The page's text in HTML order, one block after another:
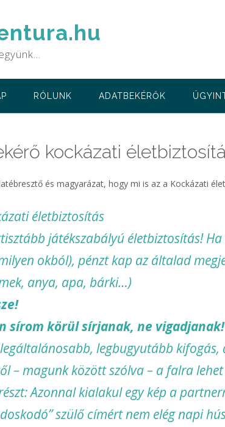
RÓLUNK ADATBEKÉRŐK
kockázati
és magyarázat, hogy mi is az a Kockázati
életbiztosítás
játékszabályú életbiztosítás!
okból), pénzt kap az általad
anya, apa, bárki…)
sírom körül sírjanak, ne vigadjanak!
legbugyutább
– magunk között szólva – a falra lehet
Azonnal kialakul egy kép a
szülő címért nem elég napi